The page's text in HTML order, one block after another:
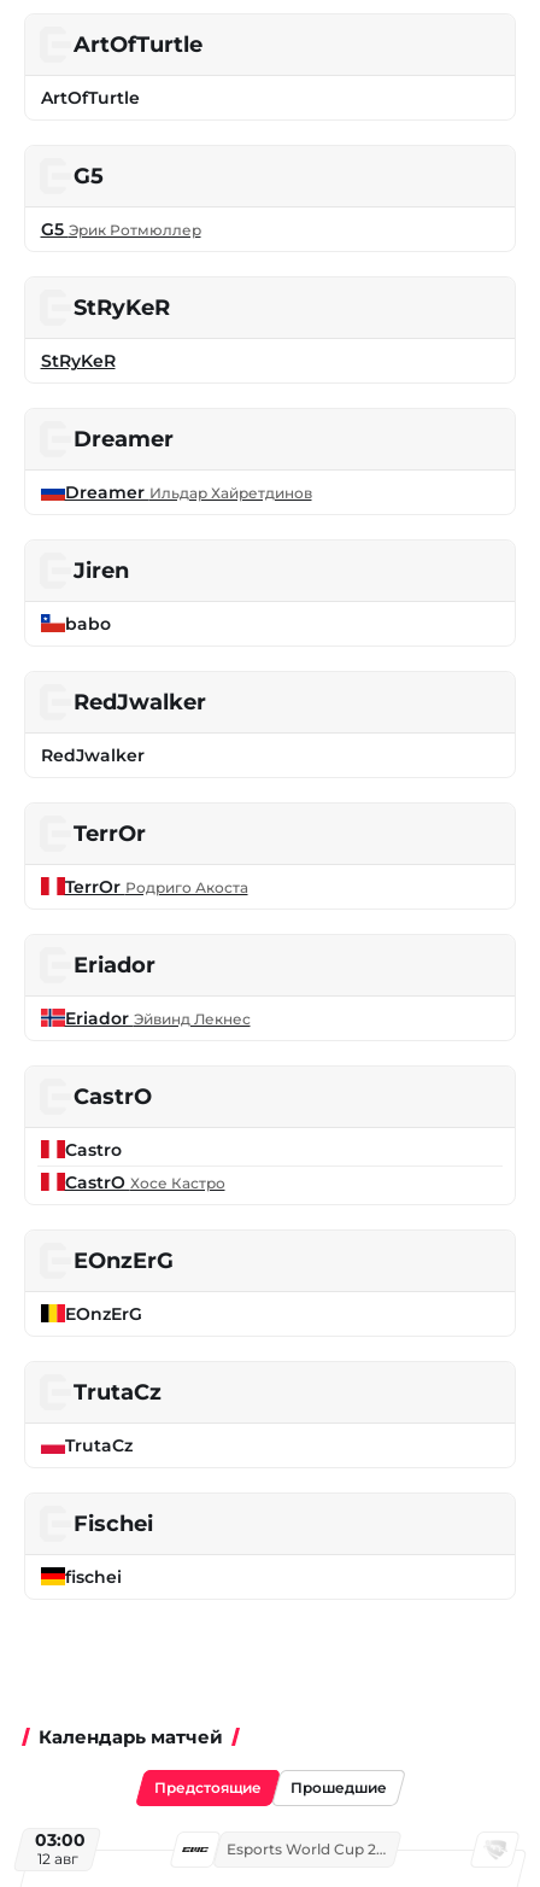
ArtOfTurtle
ArtOfTurtle
G5
G5 Эрик Ротмюллер
StRyKeR
StRyKeR
Dreamer
Dreamer Ильдар Хайретдинов
Jiren
babo
RedJwalker
RedJwalker
TerrOr
TerrOr Родриго Акоста
Eriador
Eriador Эйвинд Лекнес
CastrO
Castro
CastrO Хосе Кастро
EOnzErG
EOnzErG
TrutaCz
TrutaCz
Fischei
fischei
Календарь матчей
Предстоящие Прошедшие
03:00
12 авг
Esports World Cup 2026